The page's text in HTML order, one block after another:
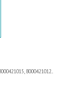
B000421012...